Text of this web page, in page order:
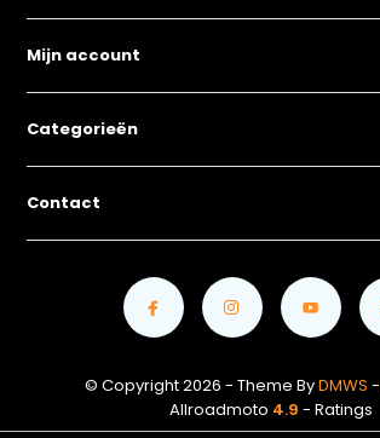
Mijn account
Categorieën
Contact
© Copyright 2026 - Theme ByDMWS -
Allroadmoto 4.9 - Ratings